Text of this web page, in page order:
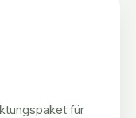
für